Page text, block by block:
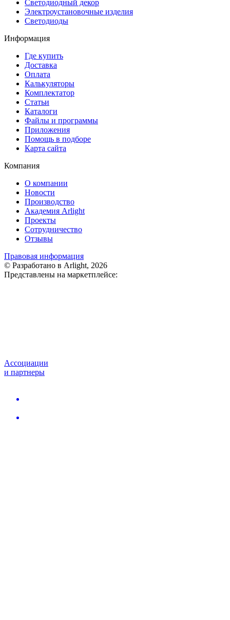
Светодиодный декор
Электроустановочные изделия
Светодиоды
Информация
Где купить
Доставка
Оплата
Калькуляторы
Комплектатор
Статьи
Каталоги
Файлы и программы
Приложения
Помощь в подборе
Карта сайта
Компания
О компании
Новости
Производство
Академия Arlight
Проекты
Сотрудничество
Отзывы
Правовая информация
© Разработано в Arlight, 2026
Представлены на маркетплейсе:
Ассоциации
и партнеры